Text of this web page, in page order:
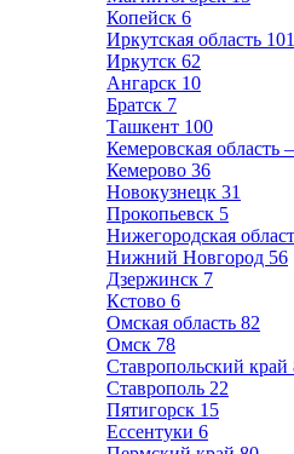
Копейск 6
Иркутская область 101
Иркутск 62
Ангарск 10
Братск 7
Ташкент 100
Кемеровская область
Кемерово 36
Новокузнецк 31
Прокопьевск 5
Нижегородская
Нижний Новгород 56
Дзержинск 7
Кстово 6
Омская область 82
Омск 78
Ставропольский край
Ставрополь 22
Пятигорск 15
Ессентуки 6